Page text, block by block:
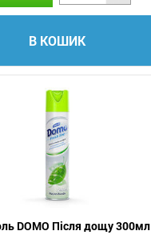
В КОШИК
DOMO Після дощу 300мл